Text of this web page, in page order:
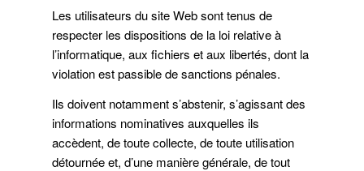
Les utilisateurs du site Web sont tenus de
respecter les dispositions de la loi relative à
l’informatique, aux fichiers et aux libertés, dont la
violation est passible de sanctions pénales.
Ils doivent notamment s’abstenir, s’agissant des
informations nominatives auxquelles ils
accèdent, de toute collecte, de toute utilisation
détournée et, d’une manière générale, de tout